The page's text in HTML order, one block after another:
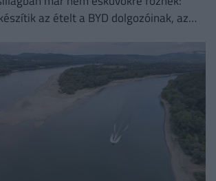
az ételt a BYD dolgozóinak, az